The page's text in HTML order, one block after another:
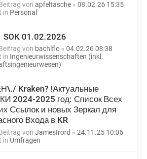
von apfeltasche « 08.02.26 15:35
in Personal
SOK 01.02.2026
von bachlflo « 04.02.26 08:38
in Ingenieurwissenschaften (inkl.
Kraken? !Актуальные
2024-2025 год: Список Всех
Ссылок и новых Зеркал для
Входа в KR
von JamesIrord « 24.11.25 10:06
in Umfragen